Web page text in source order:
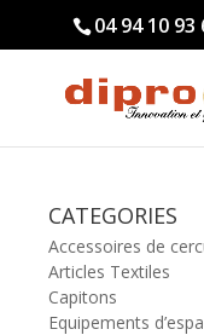
04 94 10 93
CATEGORIES
Accessoires de
Articles Textiles
Capitons
Equipements